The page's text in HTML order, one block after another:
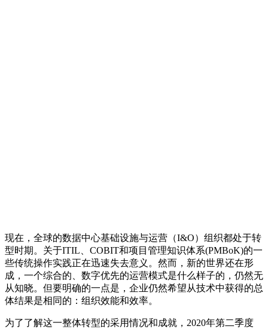
现在，全球的数据中心基础设施与运营（I&O）组织都处于转
型时期。关于ITIL、COBIT和项目管理知识体系(PMBoK)的一
些传统操作实践正在迅速失去意义。然而，新的世界还在形
成，一个综合的、数字优先的运营模式是什么样子的，仍然无
从知晓。但要明确的一点是，企业仍然希望从技术中获得的总
体结果是相同的：组织效能和效率。
为了了解这一整体转型的采用情况和成就，2020年第二季度